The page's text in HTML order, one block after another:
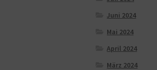
Juni 2024
Mai 2024
April 2024
März 2024